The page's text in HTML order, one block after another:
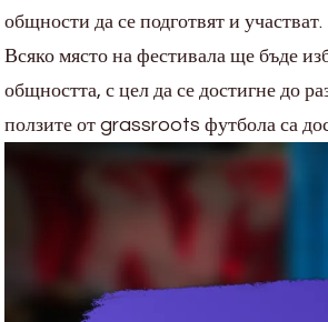
общности да се подготвят и участват.
Всяко място на фестивала ще бъде
общността, с цел да се достигне до
ползите от grassroots футбола са